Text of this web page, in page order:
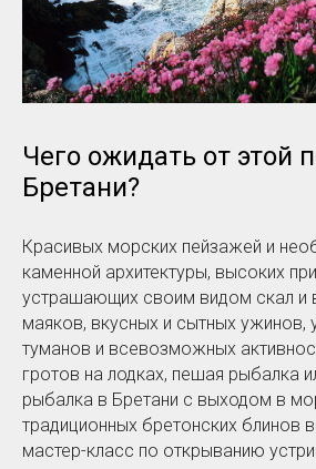
Чего ожидать от этой
Бретани?
Красивых морских пейзажей и
каменной архитектуры, высоких
устрашающих своим видом скал и
маяков, вкусных и сытных ужинов,
туманов и всевозможных
гротов на лодках, пешая рыбалка
рыбалка в Бретани с выходом в
традиционных бретонских блинов
мастер-класс по открыванию